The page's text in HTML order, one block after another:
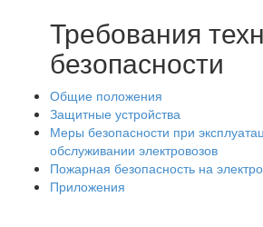
Требования
безопасности
Общие положения
Защитные устройства
Меры безопасности при
обслуживании электровозов
Пожарная безопасность на
Приложения